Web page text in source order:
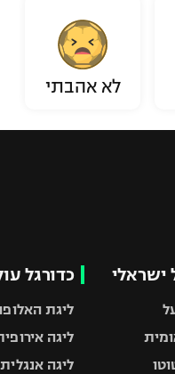
לא אהבתי
ישראלי כדורגל
ליגת
ליגה
ליגה אנגלית